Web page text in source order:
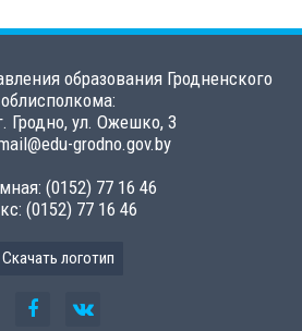
образования Гродненского
облисполкома:
Гродно, ул. Ожешко, 3
grodno.gov.by
(0152) 77 16 46
(0152) 77 16 46
Скачать логотип